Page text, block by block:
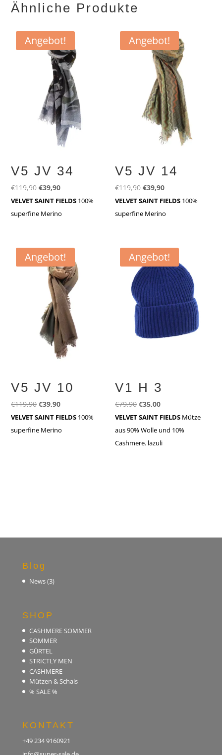
Ähnliche Produkte
Angebot!
V5 JV 34
€119,90 Ursprünglicher
Preis
war:
€39,90Aktueller
Preis
ist:
VELVET SAINT FIELDS 100%
superfine Merino
Angebot!
V5 JV 14
€119,90 Ursprünglicher
Preis
war:
€39,90Aktueller
Preis
ist:
VELVET SAINT FIELDS 100%
superfine Merino
Angebot!
V5 JV 10
€119,90 Ursprünglicher
Preis
war:
€39,90Aktueller
Preis
ist:
VELVET SAINT FIELDS 100%
superfine Merino
Angebot!
V1 H 3
€79,90 Ursprünglicher
Preis
war:
€79,90
€35,00Aktueller
Preis
ist:
€35,00.
VELVET SAINT FIELDS Mütze
aus 90% Wolle und 10%
Cashmere. lazuli
Blog
News(3)
SHOP
CASHMERE SOMMER
SOMMER
GÜRTEL
STRICTLY MEN
CASHMERE
Mützen & Schals
% SALE %
KONTAKT
+49 234 9160921